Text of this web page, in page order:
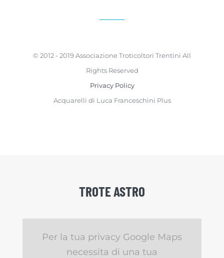
© 2012 - 2019 Associazione Troticoltori Trentini All
Rights Reserved
Privacy Policy
Acquarelli di Luca Franceschini Plus
TROTE ASTRO
Per la tua privacy Google Maps
necessita di una tua